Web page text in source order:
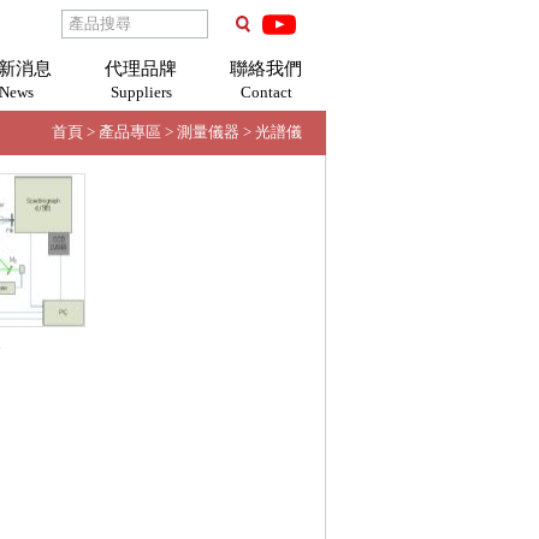
消息
News
代理品牌
Suppliers
聯絡我們
Contact
首頁 > 產品專區 > 測量儀器 > 光譜儀